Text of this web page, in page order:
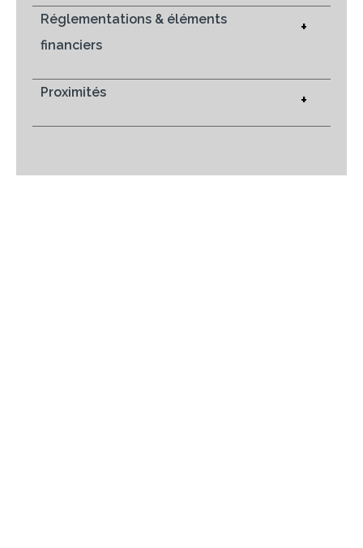
Réglementations & éléments
financiers
+
Proximités +